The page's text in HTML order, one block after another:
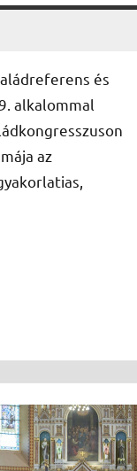
és
alkalommal
az